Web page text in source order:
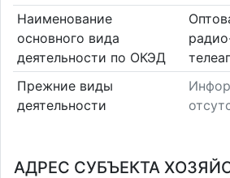
Наименование
основного вида
деятельности по ОКЭД
Прежние виды
деятельности
АДРЕС СУБЪЕКТА